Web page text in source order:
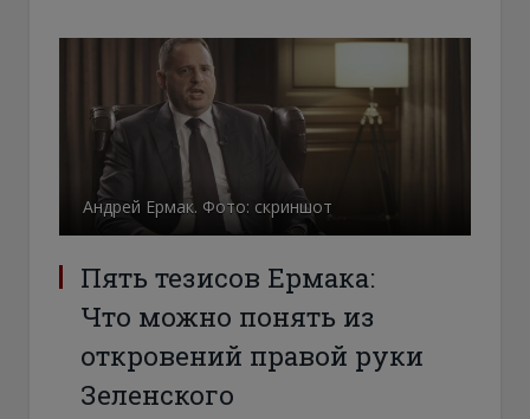
Андрей Ермак. Фото: скриншот
Пять тезисов Ермака:
Что можно понять из
откровений правой руки
Зеленского